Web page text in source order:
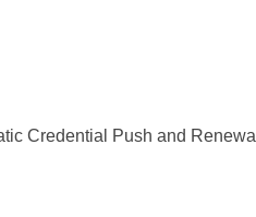
Credential Push and Renewal